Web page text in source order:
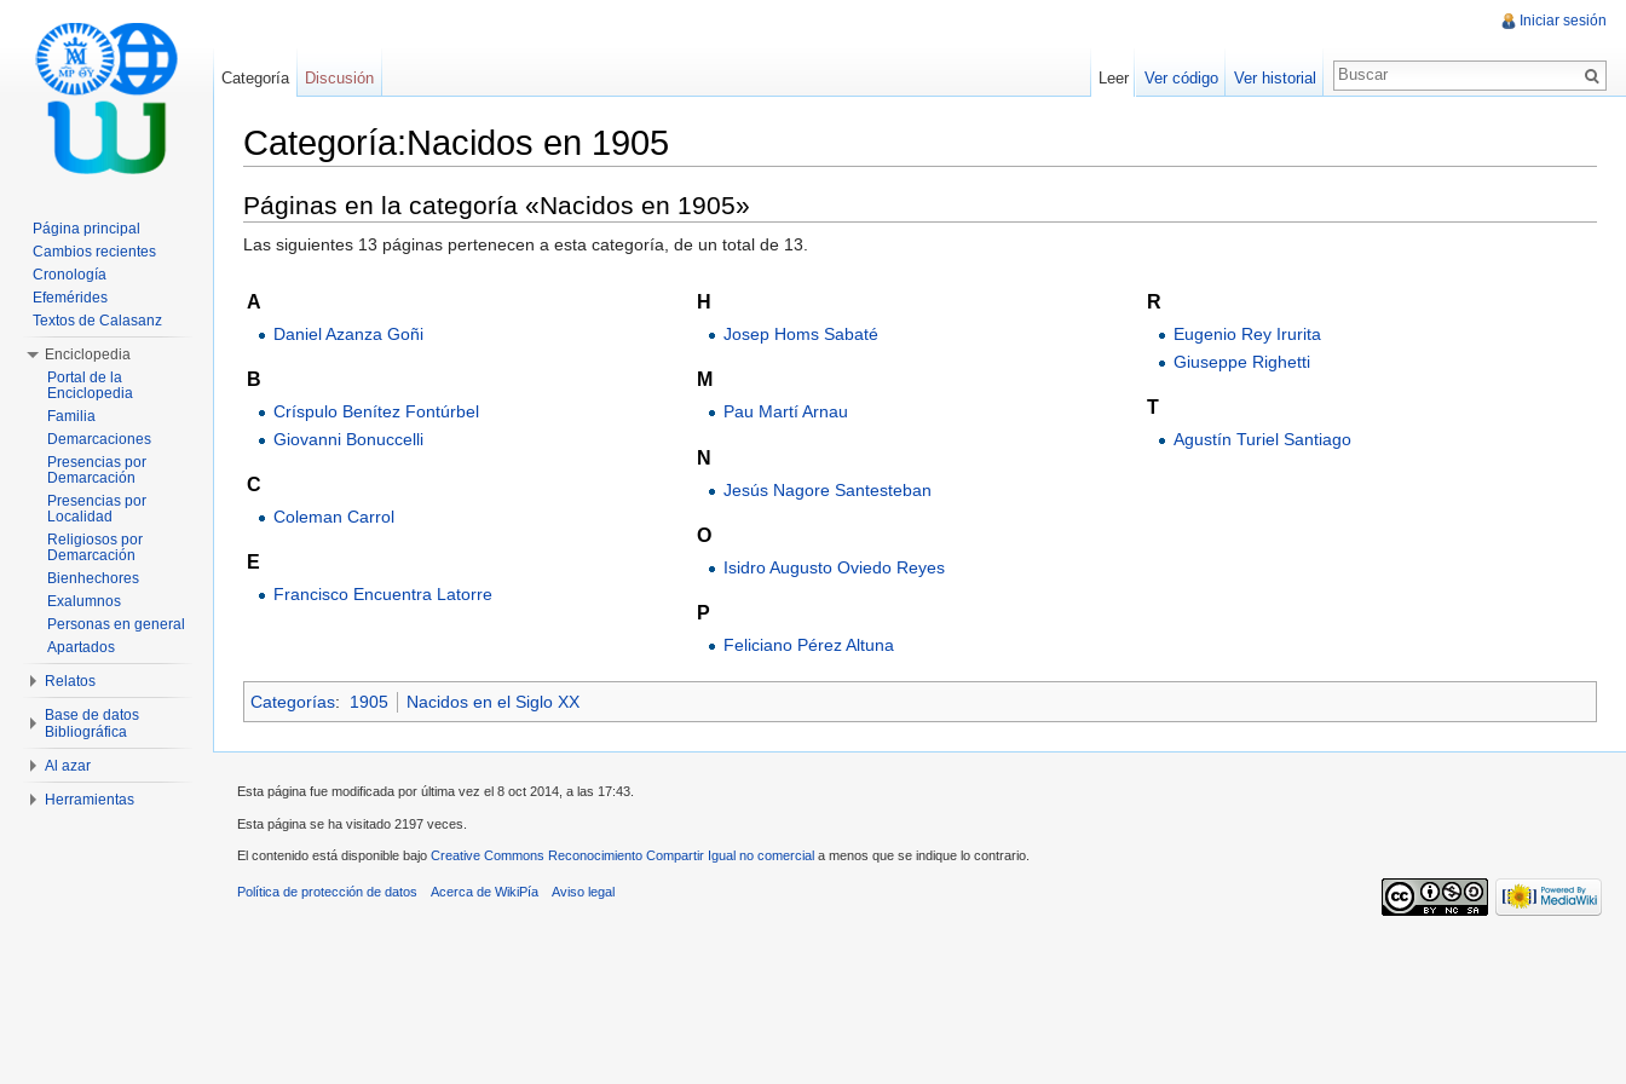
Categoría:Nacidos en 1905
Páginas en la categoría «Nacidos en 1905»
Las siguientes 13 páginas pertenecen a esta categoría, de un total de 13.
A
Daniel Azanza Goñi
B
Críspulo Benítez Fontúrbel
Giovanni Bonuccelli
C
Coleman Carrol
E
Francisco Encuentra Latorre
H
Josep Homs Sabaté
M
Pau Martí Arnau
N
Jesús Nagore Santesteban
O
Isidro Augusto Oviedo Reyes
P
Feliciano Pérez Altuna
R
Eugenio Rey Irurita
Giuseppe Righetti
T
Agustín Turiel Santiago
Categorías: 1905 Nacidos en el Siglo XX
Iniciar sesión
Categoría Discusión Leer Ver código Ver historial
Página principal
Cambios recientes
Cronología
Efemérides
Textos de Calasanz
Enciclopedia
Portal de la
Enciclopedia
Familia
Demarcaciones
Presencias por
Demarcación
Presencias por
Localidad
Religiosos por
Demarcación
Bienhechores
Exalumnos
Personas en general
Apartados
Relatos
Base de datos
Bibliográfica
Al azar
Herramientas
Esta página fue modificada por última vez el 8 oct 2014, a las 17:43.
Esta página se ha visitado 2197 veces.
El contenido está disponible bajo Creative Commons Reconocimiento Compartir Igual no comercial a menos que se indique lo contrario.
Política de protección de datos Acerca de WikiPía Aviso legal